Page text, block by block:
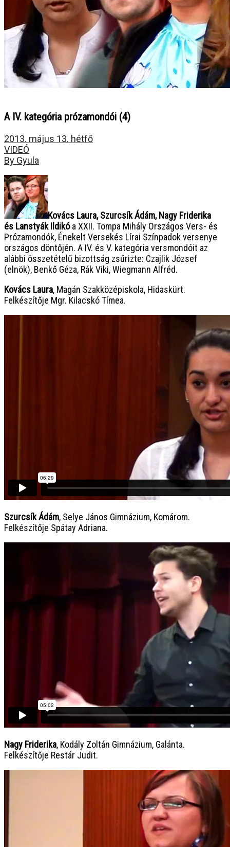
A IV. kategória prózamondói (4)
2013. május 13. hétfő
VIDEÓ
By Gyula
Kovács Laura,Szurcsík Ádám,Nagy Friderika
és Lanstyák Ildikóa XXII. Tompa Mihály Országos Vers- és
Prózamondók, Énekelt Versekés Lírai Színpadok versenye
országos döntőjén. A IV. és V. kategória versmondóit az
alábbi összetételű bizottság zsűrizte: Czajlik József
(elnök), Benkő Géza, Rák Viki, Wiegmann Alfréd.
Kovács Laura, Magán Szakközépiskola, Hidaskürt.
Felkészítője Mgr. Kilacskó Tímea.
Szurcsík Ádám, Selye János Gimnázium, Komárom.
Felkészítője Spátay Adriana.
Nagy Friderika, Kodály Zoltán Gimnázium, Galánta.
Felkészítője Restár Judit.